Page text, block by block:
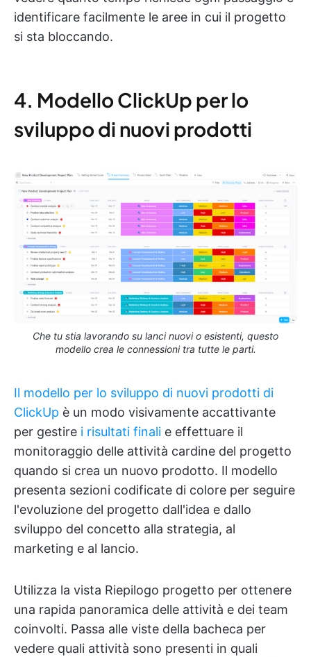
identificare facilmente le aree in cui il progetto
si sta bloccando.
4. Modello ClickUp per lo
sviluppo di nuovi prodotti
Che tu stia lavorando su lanci nuovi o esistenti, questo
modello crea le connessioni tra tutte le parti.
Il modello per lo sviluppo di nuovi prodotti di
ClickUp è un modo visivamente accattivante
per gestire i risultati finali e effettuare il
monitoraggio delle attività cardine del progetto
quando si crea un nuovo prodotto. Il modello
presenta sezioni codificate di colore per seguire
l'evoluzione del progetto dall'idea e dallo
sviluppo del concetto alla strategia, al
marketing e al lancio.
Utilizza la vista Riepilogo progetto per ottenere
una rapida panoramica delle attività e dei team
coinvolti. Passa alle viste della bacheca per
vedere quali attività sono presenti in quali